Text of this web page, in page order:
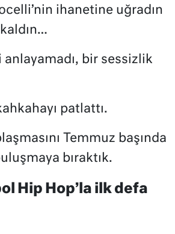
ihanetine uğradın
anlayamadı, bir sessizlik
patlattı.
Temmuz başında
bıraktık.
Hip Hop’la ilk defa